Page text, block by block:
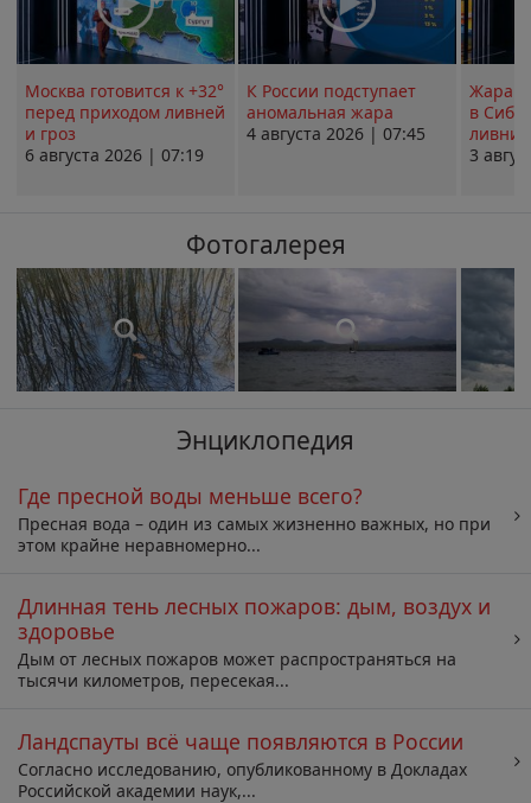
Москва готовится к +32°
перед приходом ливней
и гроз
6 августа 2026 | 07:19
К России подступает
аномальная жара
4 августа 2026 | 07:45
Жара в
в
ливни
3
Фотогалерея
Энциклопедия
Где пресной воды меньше всего?
Пресная вода – один из самых жизненно важных, но при
этом крайне неравномерно...
Длинная тень лесных пожаров: дым, воздух и
здоровье
Дым от лесных пожаров может распространяться на
тысячи километров, пересекая...
Ландспауты всё чаще появляются в России
Согласно исследованию, опубликованному в Докладах
Российской академии наук,...